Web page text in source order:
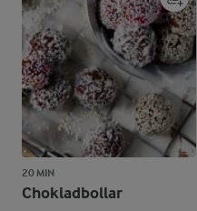
20 MIN
Chokladbollar